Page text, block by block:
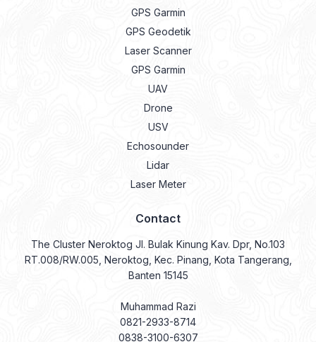
GPS Garmin
GPS Geodetik
Laser Scanner
GPS Garmin
UAV
Drone
USV
Echosounder
Lidar
Laser Meter
Contact
The Cluster Neroktog Jl. Bulak Kinung Kav. Dpr, No.103
RT.008/RW.005, Neroktog, Kec. Pinang, Kota Tangerang,
Banten 15145
Muhammad Razi
0821-2933-8714
0838-3100-6307